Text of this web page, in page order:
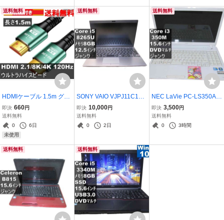
送料無料
HDMIケーブル 1.5m グリ
ーン 8K/4K/3D対応 switch
2対応 送料無料 [93678]
即決 660円
送料無料
0
6日
未使用
送料無料
SONY VAIO VJPJ11C12N
【Core i5 8265U】電源投
入可／HDMI ジャンクPC
[96774]
即決 10,000円
送料無料
0
2日
送料無料
NEC LaVie PC-LS350AS
1KW【Core i3 350M】
【Windows7世代のPC】
均一／BIOS表示可／HDM
即決 3,500円
送料無料
0
3時間
送料無料 送料無料